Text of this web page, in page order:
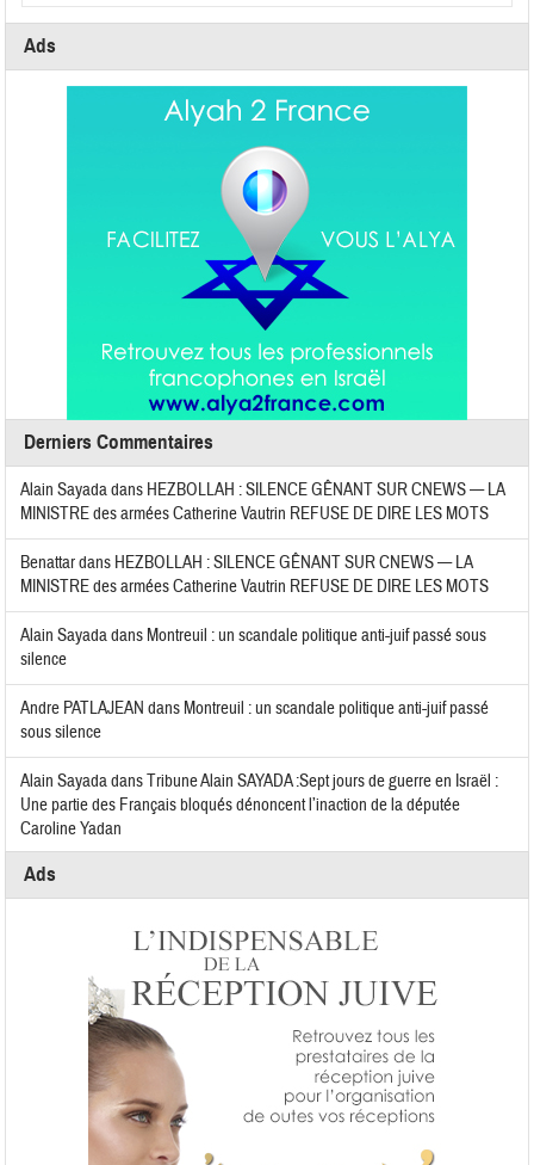
Ads
Derniers Commentaires
Alain Sayadadans HEZBOLLAH : SILENCE GÊNANT SUR CNEWS — LA
MINISTRE des armées Catherine Vautrin REFUSE DE DIRE LES MOTS
Benattardans HEZBOLLAH : SILENCE GÊNANT SUR CNEWS — LA
MINISTRE des armées Catherine Vautrin REFUSE DE DIRE LES MOTS
Alain Sayadadans Montreuil : un scandale politique anti-juif passé sous
silence
Andre PATLAJEAN dans Montreuil : un scandale politique anti-juif passé
sous silence
Alain SayadadansTribune Alain SAYADA :Sept jours de guerre en Israël :
Une partie des Français bloqués dénoncent l’inaction de la députée
Caroline Yadan
Ads